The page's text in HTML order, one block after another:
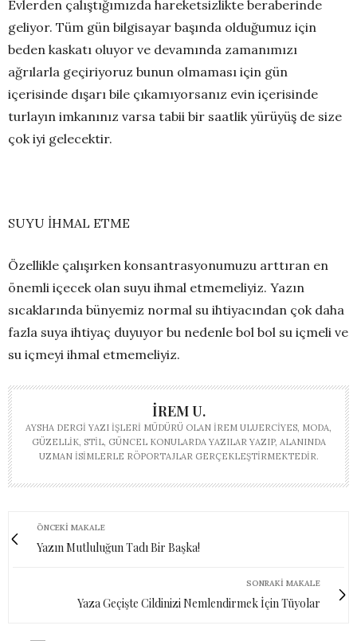
Evlerden çalıştığımızda hareketsizlikte beraberinde
geliyor. Tüm gün bilgisayar başında olduğumuz için
beden kaskatı oluyor ve devamında zamanımızı
ağrılarla geçiriyoruz bunun olmaması için gün
içerisinde dışarı bile çıkamıyorsanız evin içerisinde
turlayın imkanınız varsa tabii bir saatlik yürüyüş de size
çok iyi gelecektir.
SUYU İHMAL ETME
Özellikle çalışırken konsantrasyonumuzu arttıran en
önemli içecek olan suyu ihmal etmemeliyiz. Yazın
sıcaklarında bünyemiz normal su ihtiyacından çok daha
fazla suya ihtiyaç duyuyor bu nedenle bol bol su içmeli ve
su içmeyi ihmal etmemeliyiz.
İREM U.
AYSHA DERGI YAZI İŞLERI MÜDÜRÜ OLAN İREM ULUERCIYES, MODA,
GÜZELLIK, STIL, GÜNCEL KONULARDA YAZILAR YAZIP, ALANINDA
UZMAN ISIMLERLE RÖPORTAJLAR GERÇEKLEŞTIRMEKTEDIR.
ÖNCEKI MAKALE
Yazın Mutluluğun Tadı Bir Başka!
SONRAKI MAKALE
Yaza Geçişte Cildinizi Nemlendirmek İçin Tüyolar